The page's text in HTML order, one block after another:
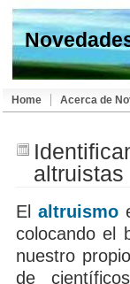
Home Acerca de
altruistas
El altruismo
colocando el
nuestro
de